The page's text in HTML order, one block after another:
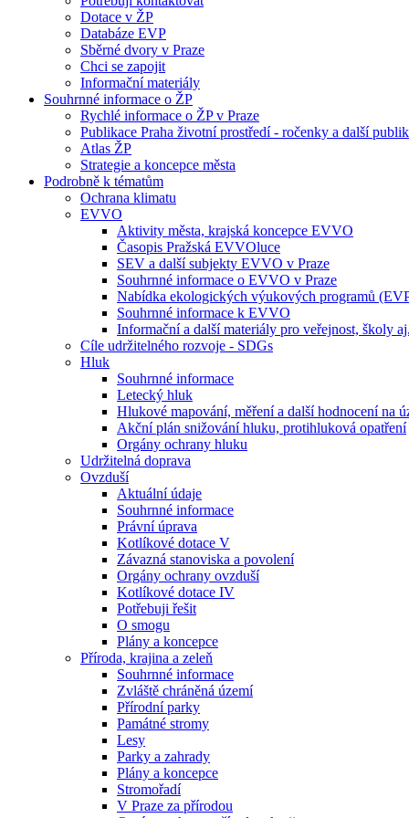
Dotace v ŽP
Databáze EVP
Sběrné dvory v Praze
Chci se zapojit
Informační materiály
Souhrnné informace o ŽP
Rychlé informace o ŽP v Praze
Publikace Praha životní prostředí - ročenky a další
Atlas ŽP
Strategie a koncepce města
Podrobně k tématům
Ochrana klimatu
EVVO
Aktivity města, krajská koncepce EVVO
Časopis Pražská EVVOluce
SEV a další subjekty EVVO v Praze
Souhrnné informace o EVVO v Praze
Nabídka ekologických výukových programů
Souhrnné informace k EVVO
Informační a další materiály pro veřejnost, školy aj.
Cíle udržitelného rozvoje - SDGs
Hluk
Souhrnné informace
Letecký hluk
Hlukové mapování, měření a další hodnocení na
Akční plán snižování hluku, protihluková opatření
Orgány ochrany hluku
Udržitelná doprava
Ovzduší
Aktuální údaje
Souhrnné informace
Právní úprava
Kotlíkové dotace V
Závazná stanoviska a povolení
Orgány ochrany ovzduší
Kotlíkové dotace IV
Potřebuji řešit
O smogu
Plány a koncepce
Příroda, krajina a zeleň
Souhrnné informace
Zvláště chráněná území
Přírodní parky
Památné stromy
Lesy
Parky a zahrady
Plány a koncepce
Stromořadí
V Praze za přírodou